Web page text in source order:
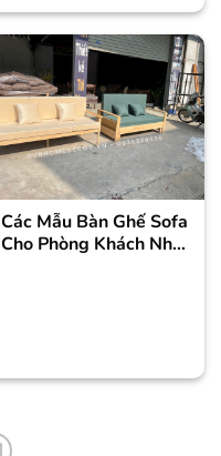
Các Mẫu Bàn Ghế Sofa
Cho Phòng Khách Nhỏ